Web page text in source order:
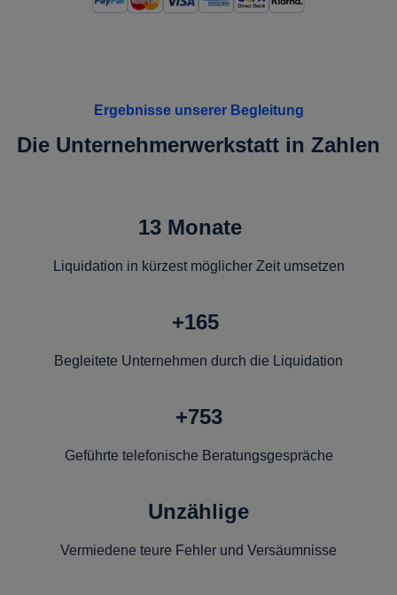
Ergebnisse unserer Begleitung
Die Unternehmerwerkstatt in Zahlen
13 Monate
Liquidation in kürzest möglicher Zeit umsetzen
+165
Begleitete Unternehmen durch die Liquidation
+753
Geführte telefonische Beratungsgespräche
Unzählige
Vermiedene teure Fehler und Versäumnisse